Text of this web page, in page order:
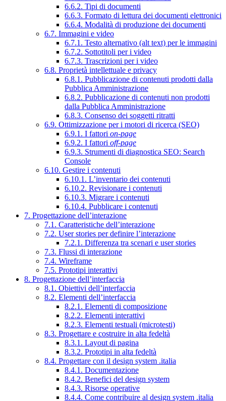
6.6.2. Tipi di documenti
6.6.3. Formato di lettura dei documenti elettronici
6.6.4. Modalità di produzione dei documenti
6.7. Immagini e video
6.7.1. Testo alternativo (alt text) per le immagini
6.7.2. Sottotitoli per i video
6.7.3. Trascrizioni per i video
6.8. Proprietà intellettuale e privacy
6.8.1. Pubblicazione di contenuti prodotti dalla
Pubblica Amministrazione
6.8.2. Pubblicazione di contenuti non prodotti
dalla Pubblica Amministrazione
6.8.3. Consenso dei soggetti ritratti
6.9. Ottimizzazione per i motori di ricerca (SEO)
6.9.1. I fattori on-page
6.9.2. I fattori off-page
6.9.3. Strumenti di diagnostica SEO: Search
Console
6.10. Gestire i contenuti
6.10.1. L’inventario dei contenuti
6.10.2. Revisionare i contenuti
6.10.3. Migrare i contenuti
6.10.4. Pubblicare i contenuti
7. Progettazione dell’interazione
7.1. Caratteristiche dell’interazione
7.2. User stories per definire l’interazione
7.2.1. Differenza tra scenari e user stories
7.3. Flussi di interazione
7.4. Wireframe
7.5. Prototipi interattivi
8. Progettazione dell’interfaccia
8.1. Obiettivi dell’interfaccia
8.2. Elementi dell’interfaccia
8.2.1. Elementi di composizione
8.2.2. Elementi interattivi
8.2.3. Elementi testuali (microtesti)
8.3. Progettare e costruire in alta fedeltà
8.3.1. Layout di pagina
8.3.2. Prototipi in alta fedeltà
8.4. Progettare con il design system .italia
8.4.1. Documentazione
8.4.2. Benefici del design system
8.4.3. Risorse operative
8.4.4. Come contribuire al design system .italia